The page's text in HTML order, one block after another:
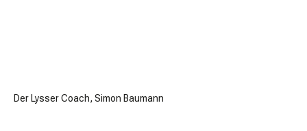
Der Lysser Coach, Simon Baumann